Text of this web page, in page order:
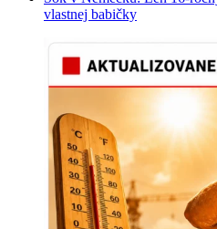
vlastnej babičky